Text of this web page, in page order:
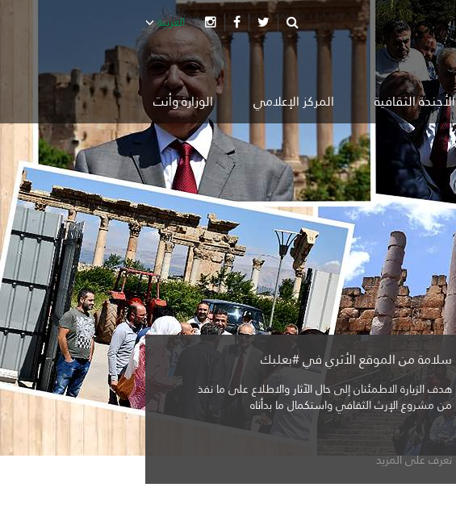
العربية
الأجندة الثقافية المركز الإعلامي الوزارة وأنت
#وزير_الثقافة من #قصر_بيت_الدين
وعود حقيقية من دول صديقة وشقيقة للمساعدة في
ترميمه
تعرف على المزيد